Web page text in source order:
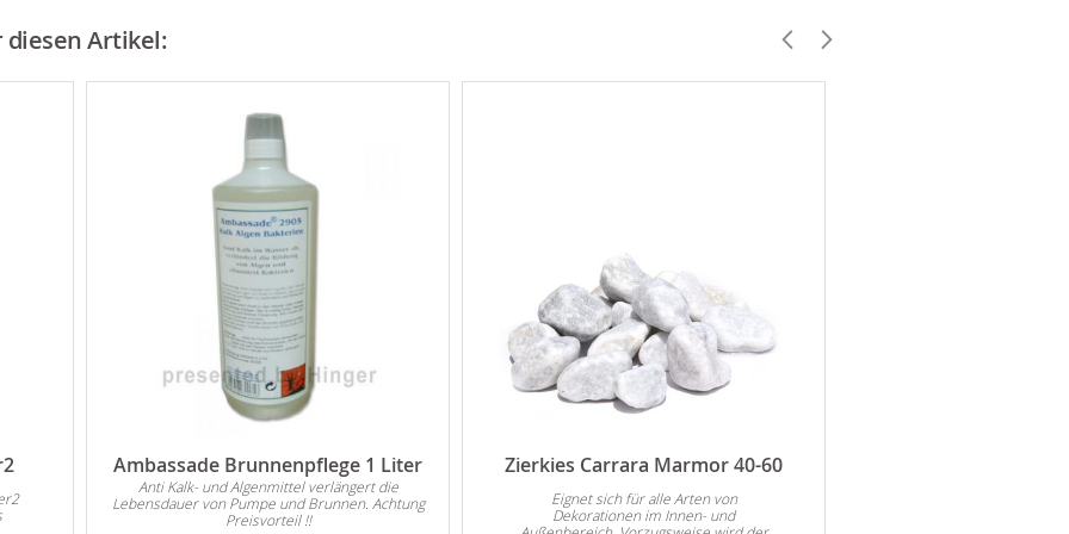
diesen Artikel:
Ambassade Brunnenpflege 1 Liter
Anti Kalk- und Algenmittel verlängert die
Lebensdauer von Pumpe und Brunnen. Achtung
Preisvorteil !!
Zierkies Carrara Marmor 40-60
Eignet sich für alle Arten von
Dekorationen im Innen- und